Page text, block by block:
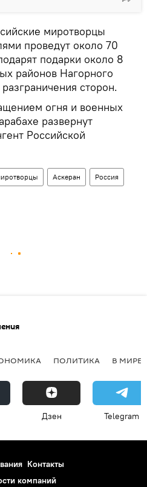
миротворцы
проведут около 70
подарки около 8
районов Нагорного
сторон.
огня и военных
развернут
Российской
Аскеран Россия
ПОЛИТИКА В МИРЕ
Дзен Telegram
Контакты
компаний